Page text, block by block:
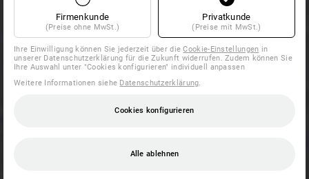
Firmenkunde
(Preise ohne MwSt.)
Privatkunde
(Preise mit MwSt.)
Ihre Einwilligung können Sie jederzeit über dieCookie-Einstellungen in
unserer Datenschutzerklärung für die Zukunft widerrufen. Zudem können Sie
Ihre Auswahl unter "Cookies konfigurieren" individuell anpassen
Weitere Informationen siehe Datenschutzerklärung
Cookies konfigurieren
Alle ablehnen